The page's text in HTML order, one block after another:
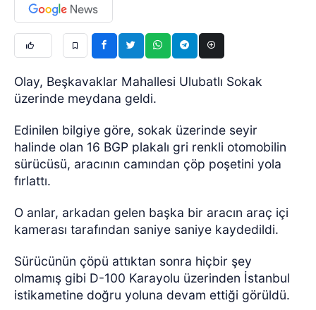
Olay, Beşkavaklar Mahallesi Ulubatlı Sokak
üzerinde meydana geldi.
Edinilen bilgiye göre, sokak üzerinde seyir
halinde olan 16 BGP plakalı gri renkli otomobilin
sürücüsü, aracının camından çöp poşetini yola
fırlattı.
O anlar, arkadan gelen başka bir aracın araç içi
kamerası tarafından saniye saniye kaydedildi.
Sürücünün çöpü attıktan sonra hiçbir şey
olmamış gibi D-100 Karayolu üzerinden İstanbul
istikametine doğru yoluna devam ettiği görüldü.